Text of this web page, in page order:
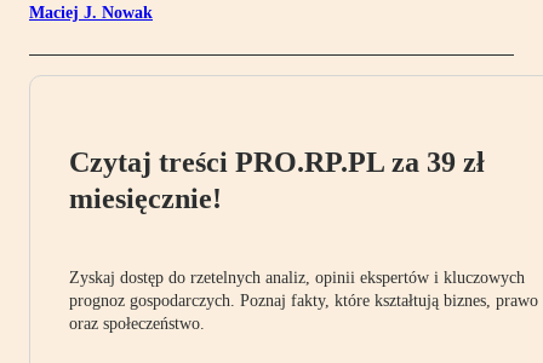
Maciej J. Nowak
Czytaj treści PRO.RP.PL za 39 zł
miesięcznie!
Zyskaj dostęp do rzetelnych analiz, opinii ekspertów i kluczowych
prognoz gospodarczych. Poznaj fakty, które kształtują biznes, prawo
oraz społeczeństwo.